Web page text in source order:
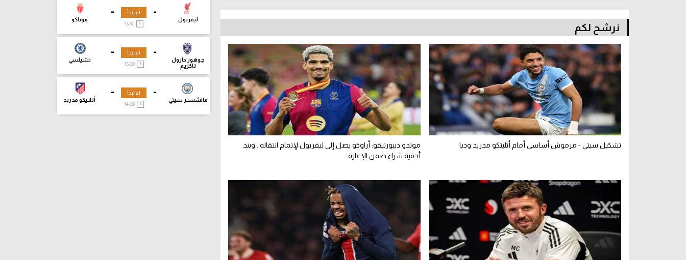
نرشح لكم
تشكيل سيتي - مرموش أساسي أمام أتليتكو مدريد وديا
موندو ديبورتيفو: أراوخو يصل إلى ليفربول لإتمام انتقاله.. وبند
أحقية شراء ضمن الإعارة
-
ليفربول
-
موناكو
لم تبدأ
16:30
-
جوهور دارول
تاكزيم
-
تشيلسي
لم تبدأ
15:00
-
مانشستر سيتي
-
أتلتيكو مدريد
لم تبدأ
14:00